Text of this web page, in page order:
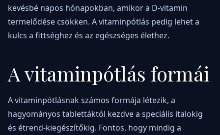
kevésbé napos hónapokban, amikor a D-vitamin
termelődése csökken. A vitaminpótlás pedig lehet a
kulcs a fittséghez és az egészséges élethez.
A vitaminpótlás formái
A vitaminpótlásnak számos formája létezik, a
hagyományos tablettáktól kezdve a speciális italokig
és étrend-kiegészítőkig. Fontos, hogy mindig a